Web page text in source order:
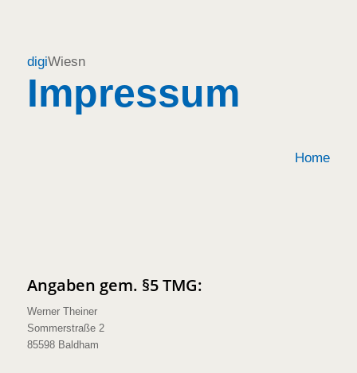
digiWiesn
Impressum
Home
Angaben gem. §5 TMG:
Werner Theiner
Sommerstraße 2
85598 Baldham